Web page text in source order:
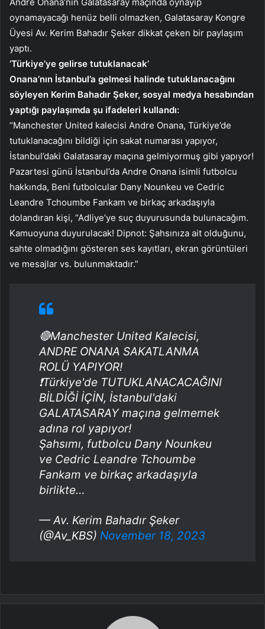
oynamayacağı henüz belli olmazken, Galatasaray Kongre
Üyesi Av. Kerim Bahadır Şeker dikkat çeken bir paylaşım
yaptı.
‘Türkiye’ye gelirse tutuklanacak’
Onana’nın İstanbul’a gelmesi halinde tutuklanacağını
söyleyen Kerim Bahadır Şeker, sosyal medya hesabından
yaptığı paylaşımda şu ifadeleri kullandı:
“Manchester United kalecisi Andre Onana, Türkiye’de
tutuklanacağını bildiği için sakat numarası yapıyor,
İstanbul’daki Galatasaray maçına gelmiyormuş gibi yapıyor!
Pazartesi günü İstanbul’da Andre Onana isimli futbolcu
hakkında, Beni futbolcular Dany Nounkeu ve Cedric
Leandre Tchoumbe Fankam ve birkaç arkadaşıyla
dolandıran kişi, “Adliye’ye suç duyurusunda bulunacağım.
Kamuoyuna duyurulacak! Dipnot: Şahsınıza ait olduğunu,
sahte olmadığını gösteren ses kayıtları, ekran görüntüleri
ve mesajlar vs. bulunmaktadır.”
🔴Manchester United Kalecisi,
ANDRE ONANA SAKATLANMA
ROLÜ YAPIYOR!
❗Türkiye'de TUTUKLANACACAĞINI
BİLDİĞİ İÇİN, İstanbul'daki
GALATASARAY maçına gelmemek
adına rol yapıyor!
Şahsımı, futbolcu Dany Nounkeu
ve Cedric Leandre Tchoumbe
Fankam ve birkaç arkadaşıyla
birlikte…
— Av. Kerim Bahadır Şeker
(@Av_KBS) November 18, 2023